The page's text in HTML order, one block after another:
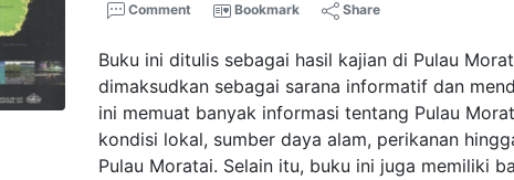
Comment Bookmark Share
Buku ini ditulis sebagai hasil kajian di Pulau
dimaksudkan sebagai sarana informatif dan
ini memuat banyak informasi tentang Pulau
kondisi lokal, sumber daya alam, perikanan
Pulau Moratai. Selain itu, buku ini juga memiliki